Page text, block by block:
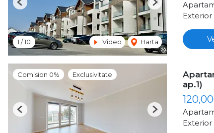
1 /10 Video Harta
Previous Next
Exterior
Comision 0% Exclusivitate
Previous Next
ap.1)
Exterior